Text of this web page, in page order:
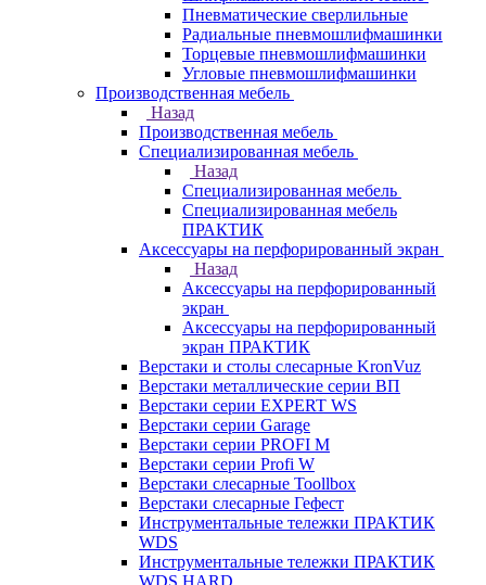
Пневматические сверлильные
Радиальные пневмошлифмашинки
Торцевые пневмошлифмашинки
Угловые пневмошлифмашинки
Производственная мебель
Назад
Производственная мебель
Cпециализированная мебель
Назад
Cпециализированная мебель
Специализированная мебель
ПРАКТИК
Аксессуары на перфорированный экран
Назад
Аксессуары на перфорированный
экран
Аксессуары на перфорированный
экран ПРАКТИК
Верстаки и столы слесарные KronVuz
Верстаки металлические серии ВП
Верстаки серии EXPERT WS
Верстаки серии Garage
Верстаки серии PROFI M
Верстаки серии Profi W
Верстаки слесарные Toollbox
Верстаки слесарные Гефест
Инструментальные тележки ПРАКТИК
WDS
Инструментальные тележки ПРАКТИК
WDS HARD